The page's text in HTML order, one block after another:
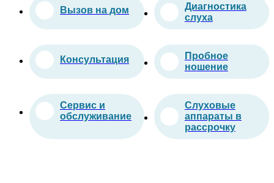
Вызов на дом
Диагностика
слуха
Консультация
Пробное
ношение
Сервис и
обслуживание
Слуховые
аппараты в
рассрочку